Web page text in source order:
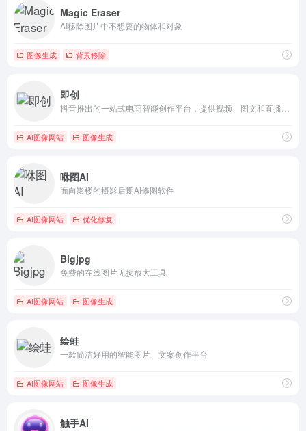
Magic Eraser
AI移除图片中不想要的物体和对象
图像生成 背景移除
即创
AI图像网站 图像生成
咻图AI
面向影楼的摄影后期AI修图软件
AI图像网站 优化修复
Bigjpg
免费的在线图片无损放大工具
AI图像网站 图像生成
绘蛙
一款简洁好用的智能图片、文案创作平台
AI图像网站 图像生成
触手AI